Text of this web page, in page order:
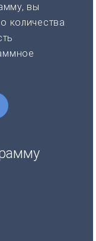
вы
количества